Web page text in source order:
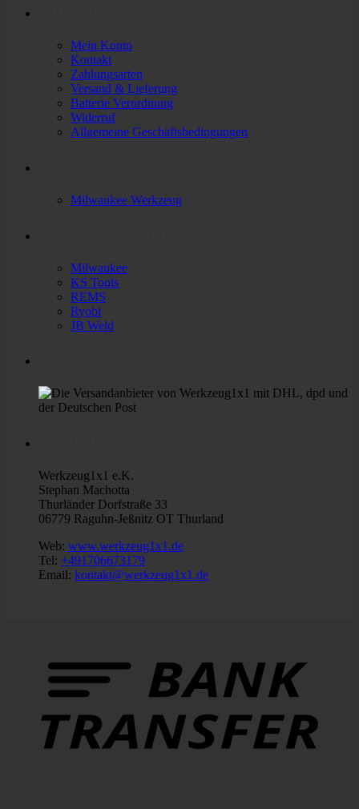
Mein Konto
Kontakt
Zahlungsarten
Versand & Lieferung
Batterie Verordnung
Widerruf
Allgemeine Geschäftsbedingungen
Milwaukee Werkzeug
Milwaukee
KS Tools
REMS
Ryobi
JB Weld
Werkzeug1x1 e.K.
Stephan Machotta
Thurländer Dorfstraße 33
06779 Raguhn-Jeßnitz OT Thurland
Web: www.werkzeug1x1.de
Tel: +491706673179
Email: kontakt@werkzeug1x1.de